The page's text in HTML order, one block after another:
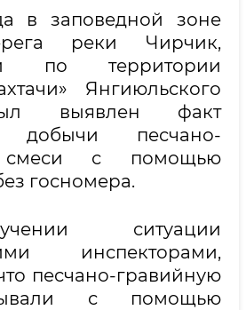
в заповедной зоне
реки Чирчик,
по территории
Янгиюльского
выявлен факт
добычи песчано-
смеси с помощью
госномера.
ситуации
инспекторами,
песчано-гравийную
с помощью